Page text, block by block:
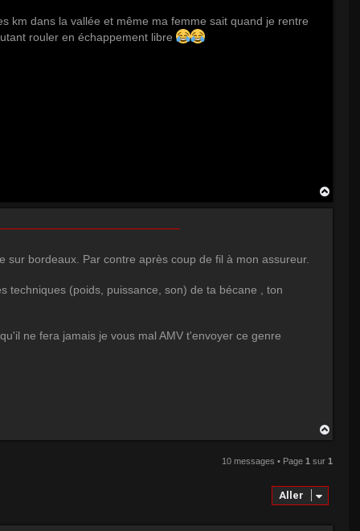
km dans la vallée et même ma femme sait quand je rentre
rouler en échappement libre
bordeaux. Par contre après coup de fil à mon assureur.
techniques (poids, puissance, son) de ta bécane , ton
ne fera jamais je vous mal AMV t'envoyer ce genre
t
10 messages • Page1 sur1
Aller